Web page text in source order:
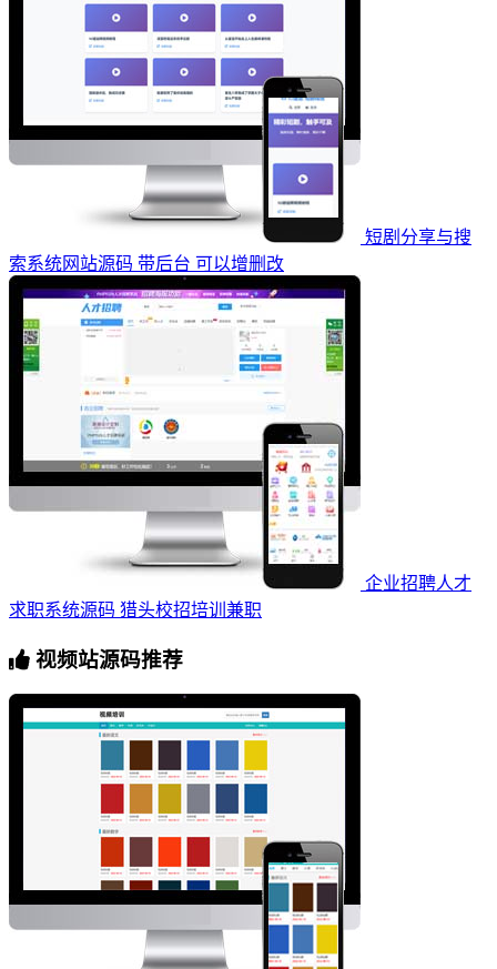
短剧分享与搜
索系统网站源码 带后台 可以增删改
企业招聘人才
求职系统源码 猎头校招培训兼职
视频站源码推荐